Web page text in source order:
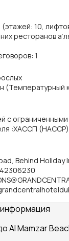
(этажей: 10,
ресторанов
1
(Температурный
с
:ХАССП (HACCP)
Behind Holiday
Al Mamzar